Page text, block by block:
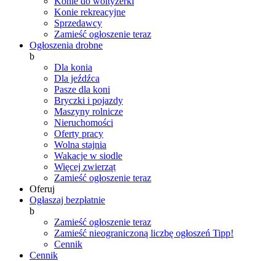
Konie rekreacyjne
Sprzedawcy
Zamieść ogłoszenie teraz
Ogłoszenia drobne
b
Dla konia
Dla jeźdźca
Pasze dla koni
Bryczki i pojazdy
Maszyny rolnicze
Nieruchomości
Oferty pracy
Wolna stajnia
Wakacje w siodle
Więcej zwierząt
Zamieść ogłoszenie teraz
Oferuj
Ogłaszaj bezpłatnie
b
Zamieść ogłoszenie teraz
Zamieść nieograniczoną liczbę ogłoszeń Tipp!
Cennik
Cennik